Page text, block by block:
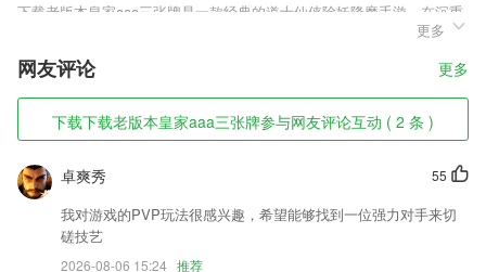
下载老版本皇家aaa三张牌是一款经典的道士仙侠除妖降魔手游，在沉重
的黑暗墓地中，至尊的尸王即将出世，更有各种恐怖的行尸危害着世界，
强大恐怖的旱魃再次复苏，你将成为一名强大的道士，和万千师兄弟一同
下山降鬼，为了维护天地间的平衡而战，游戏中有着很多新奇的玩法等你
来体验，感受非同一般的战斗乐趣。
下载老版本皇家aaa三张牌软件特色
1,【实用】支持多种离线词典和发音，有网没网照样查。2265软件内点按
任意单词即可显示翻译，同时可将单词加入生词本，没有查字典的繁琐。
生词本多终端云同步，利用艾宾浩斯记忆曲线全方位掌握生词。
2,无论是求职,招聘,还是商务合作,人脉拓展,在这里你可以找到各行各业
的专业人士为你答疑解惑
更多
网友评论 更多
下载下载老版本皇家aaa三张牌参与网友评论互动 ( 2 条 )
55
卓爽秀
我对游戏的PVP玩法很感兴趣，希望能够找到一位强力对手来切
磋技艺
2026-08-06 15:24 推荐